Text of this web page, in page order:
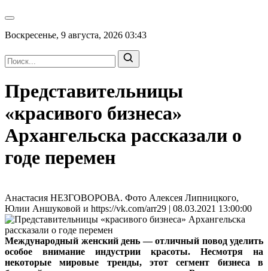
Воскресенье, 9 августа, 2026 03:43
Представительницы
«красивого бизнеса»
Архангельска рассказали о
годе перемен
Анастасия НЕЗГОВОРОВА. Фото Алексея Липницкого,
Юлии Аншуковой и https://vk.com/arr29 | 08.03.2021 13:00:00
Международный женский день — отличный повод уделить
особое внимание индустрии красоты. Несмотря на
некоторые мировые тренды, этот сегмент бизнеса в